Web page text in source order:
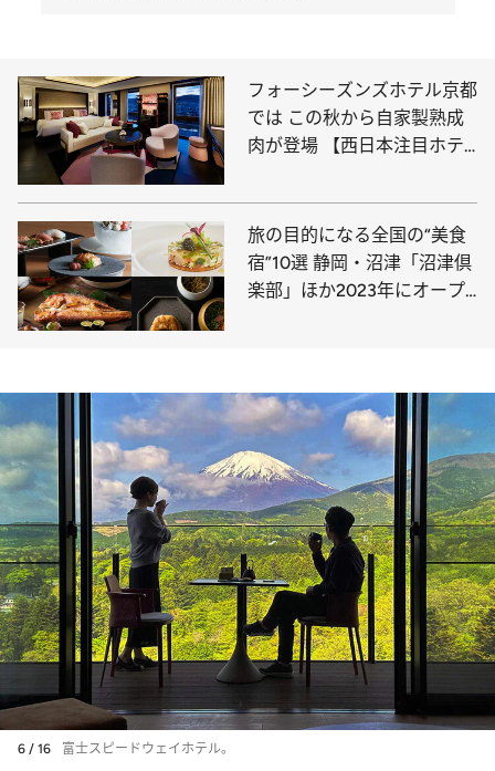
フォーシーズンズホテル京都
では この秋から自家製熟成
肉が登場 【西日本注目ホテ
旅の目的になる全国の“美食
宿”10選 静岡・沼津「沼津倶
楽部」ほか2023年にオープ
6 / 16 富士スピードウェイホテル。